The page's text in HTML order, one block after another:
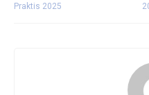
Praktis 2025